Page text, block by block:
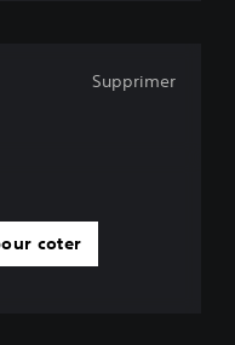
coter
Supprimer